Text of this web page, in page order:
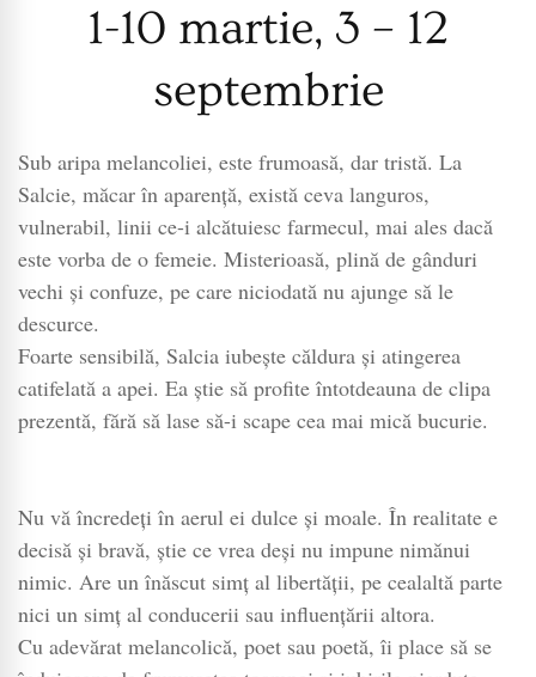
1-10 martie, 3 – 12
septembrie
Sub aripa melancoliei, este frumoasă, dar tristă. La
Salcie, măcar în aparenţă, există ceva languros,
vulnerabil, linii ce-i alcătuiesc farmecul, mai ales dacă
este vorba de o femeie. Misterioasă, plină de gânduri
vechi şi confuze, pe care niciodată nu ajunge să le
descurce.
Foarte sensibilă, Salcia iubeşte căldura şi atingerea
catifelată a apei. Ea ştie să profite întotdeauna de clipa
prezentă, fără să lase să-i scape cea mai mică bucurie.
Nu vă încredeţi în aerul ei dulce şi moale. În realitate e
decisă şi bravă, ştie ce vrea deşi nu impune nimănui
nimic. Are un înăscut simţ al libertăţii, pe cealaltă parte
nici un simţ al conducerii sau influenţării altora.
Cu adevărat melancolică, poet sau poetă, îi place să se